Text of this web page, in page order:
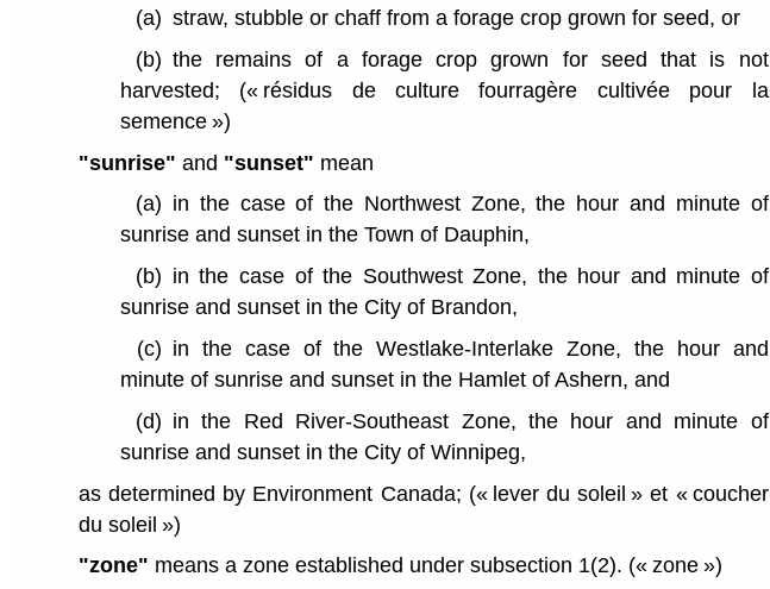
(a) straw, stubble or chaff from a forage crop grown for seed, or
(b) the remains of a forage crop grown for seed that is not
harvested; (« résidus de culture fourragère cultivée pour la
semence »)
"sunrise" and "sunset" mean
(a) in the case of the Northwest Zone, the hour and minute of
sunrise and sunset in the Town of Dauphin,
(b) in the case of the Southwest Zone, the hour and minute of
sunrise and sunset in the City of Brandon,
(c) in the case of the Westlake-Interlake Zone, the hour and
minute of sunrise and sunset in the Hamlet of Ashern, and
(d) in the Red River-Southeast Zone, the hour and minute of
sunrise and sunset in the City of Winnipeg,
as determined by Environment Canada; (« lever du soleil » et « coucher
du soleil »)
"zone" means a zone established under subsection 1(2). (« zone »)